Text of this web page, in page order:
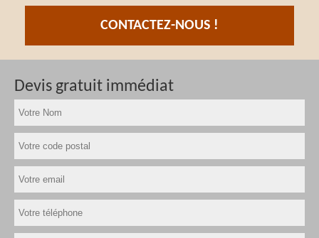
CONTACTEZ-NOUS !
Devis gratuit immédiat